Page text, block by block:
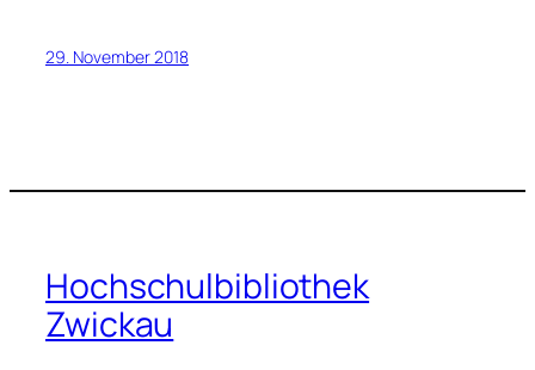
29. November 2018
Hochschulbibliothek
Zwickau